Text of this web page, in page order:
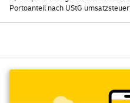
Portoanteil nach UStG